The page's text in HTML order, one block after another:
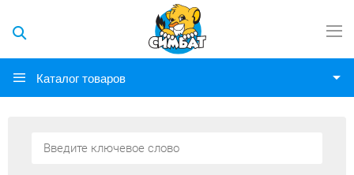
Каталог товаров